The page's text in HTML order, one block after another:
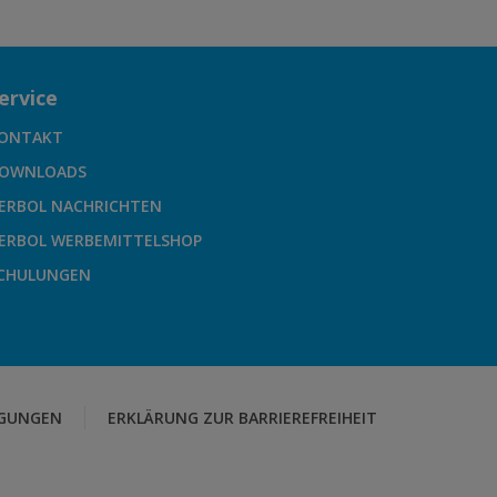
NACHRICHTEN
WERBEMITTELSHOP
ERKLÄRUNG ZUR BARRIEREFREIHEIT